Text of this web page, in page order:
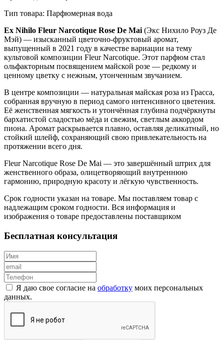
Тип товара: Парфюмерная вода
Ex Nihilo Fleur Narcotique Rose De Mai (Экс Нихило Роуз Де
Мэй) — изысканный цветочно-фруктовый аромат,
выпущенный в 2021 году в качестве вариации на тему
культовой композиции Fleur Narcotique. Этот парфюм стал
ольфакторным посвящением майской розе — редкому и
ценному цветку с нежным, утонченным звучанием.
В центре композиции — натуральная майская роза из Грасса,
собранная вручную в период самого интенсивного цветения.
Её женственная мягкость и утончённая глубина подчёркнуты
бархатистой сладостью мёда и свежим, светлым аккордом
пиона. Аромат раскрывается плавно, оставляя деликатный, но
стойкий шлейф, сохраняющий свою привлекательность на
протяжении всего дня.
Fleur Narcotique Rose De Mai — это завершённый штрих для
женственного образа, олицетворяющий внутреннюю
гармонию, природную красоту и лёгкую чувственность.
Срок годности указан на товаре. Мы поставляем товар с
надлежащим сроком годности. Вся информация и
изображения о товаре предоставлены поставщиком
Бесплатная консультация
Я даю свое согласие на обработку моих персональных
данных.